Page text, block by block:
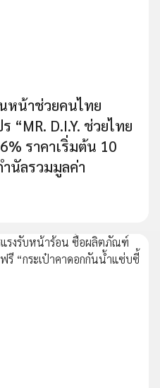
หน้าช่วยคนไทย
“MR. D.I.Y. ช่วยไทย
ราคาเริ่มต้น 10
นัลรวมมูลค่า